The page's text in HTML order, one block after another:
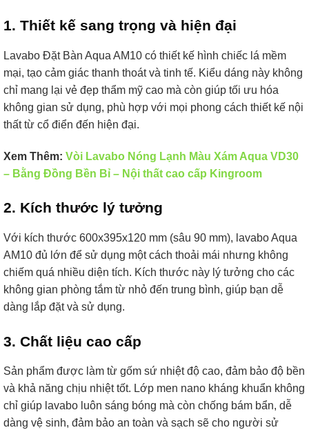
1. Thiết kế sang trọng và hiện đại
Lavabo Đặt Bàn Aqua AM10 có thiết kế hình chiếc lá mềm
mại, tạo cảm giác thanh thoát và tinh tế. Kiểu dáng này không
chỉ mang lại vẻ đẹp thẩm mỹ cao mà còn giúp tối ưu hóa
không gian sử dụng, phù hợp với mọi phong cách thiết kế nội
thất từ cổ điển đến hiện đại.
Xem Thêm: Vòi Lavabo Nóng Lạnh Màu Xám Aqua VD30
– Bằng Đồng Bền Bỉ – Nội thất cao cấp Kingroom
2. Kích thước lý tưởng
Với kích thước 600x395x120 mm (sâu 90 mm), lavabo Aqua
AM10 đủ lớn để sử dụng một cách thoải mái nhưng không
chiếm quá nhiều diện tích. Kích thước này lý tưởng cho các
không gian phòng tắm từ nhỏ đến trung bình, giúp bạn dễ
dàng lắp đặt và sử dụng.
3. Chất liệu cao cấp
Sản phẩm được làm từ gốm sứ nhiệt độ cao, đảm bảo độ bền
và khả năng chịu nhiệt tốt. Lớp men nano kháng khuẩn không
chỉ giúp lavabo luôn sáng bóng mà còn chống bám bẩn, dễ
dàng vệ sinh, đảm bảo an toàn và sạch sẽ cho người sử